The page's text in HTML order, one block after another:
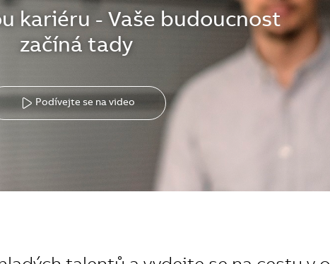
kariéru - Vaše budoucnost
začíná tady
Podívejte se na video